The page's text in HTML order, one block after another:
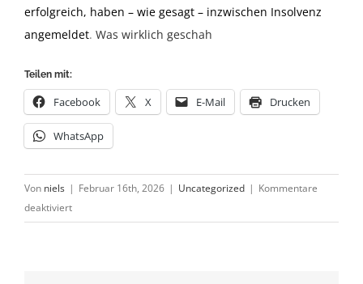
erfolgreich, haben – wie gesagt – inzwischen Insolvenz
angemeldet. Was wirklich geschah
Teilen mit:
Facebook X E-Mail Drucken
WhatsApp
Von niels | Februar 16th, 2026 | Uncategorized | Kommentare
deaktiviertfür
Kann